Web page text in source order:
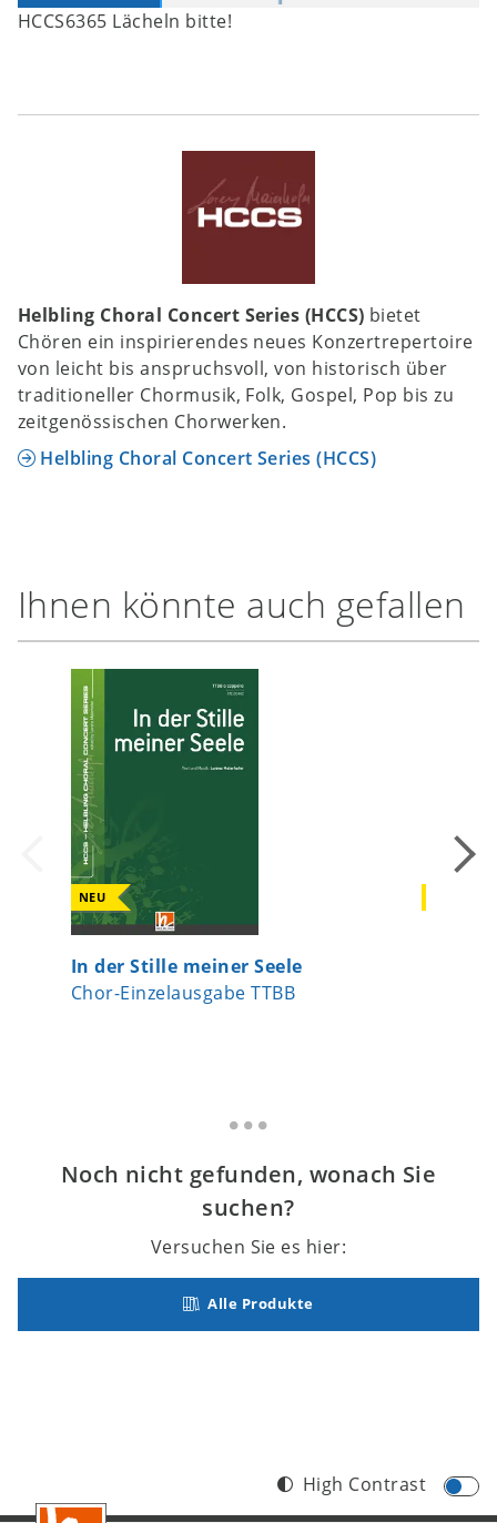
HCCS6365 Lächeln bitte!
Helbling Choral Concert Series (HCCS) bietet
Chören ein inspirierendes neues Konzertrepertoire
von leicht bis anspruchsvoll, von historisch über
traditioneller Chormusik, Folk, Gospel, Pop bis zu
zeitgenössischen Chorwerken.
Helbling Choral Concert Series (HCCS)
Ihnen könnte auch gefallen
NEU
In der Stille meiner Seele
Chor-Einzelausgabe TTBB
Noch nicht gefunden, wonach Sie
suchen?
Versuchen Sie es hier:
Alle Produkte
Footer
High Contrast